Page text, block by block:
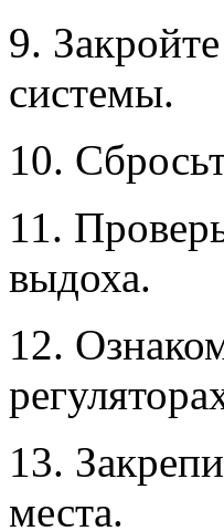
9.
системы.
10.
11.
выдоха.
12.
13.
места.